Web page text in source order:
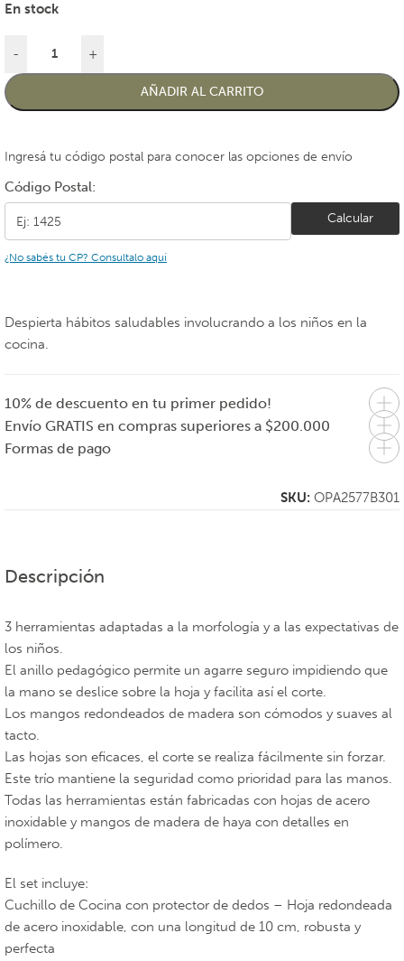
En stock
- +
AÑADIR AL CARRITO
Ingresá tu código postal para conocer las opciones de envío
Código Postal:
Calcular
¿No sabés tu CP? Consultalo aquí
Despierta hábitos saludables involucrando a los niños en la
cocina.
10% de descuento en tu primer pedido!
Envío GRATIS en compras superiores a $200.000
Formas de pago
SKU: OPA2577B301
Descripción
3 herramientas adaptadas a la morfología y a las expectativas de
los niños.
El anillo pedagógico permite un agarre seguro impidiendo que
la mano se deslice sobre la hoja y facilita así el corte.
Los mangos redondeados de madera son cómodos y suaves al
tacto.
Las hojas son eficaces, el corte se realiza fácilmente sin forzar.
Este trío mantiene la seguridad como prioridad para las manos.
Todas las herramientas están fabricadas con hojas de acero
inoxidable y mangos de madera de haya con detalles en
polímero.
El set incluye:
Cuchillo de Cocina con protector de dedos – Hoja redondeada
de acero inoxidable, con una longitud de 10 cm, robusta y
perfecta